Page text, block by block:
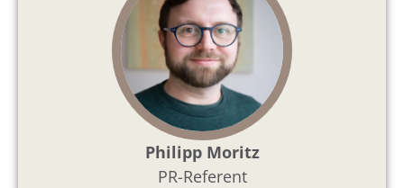
Philipp Moritz
PR-Referent